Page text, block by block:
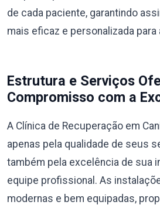
de cada paciente, garantindo
mais eficaz e personalizada para
Estrutura e Serviços
Compromisso com a
A Clínica de Recuperação em
apenas pela qualidade de seus
também pela excelência de sua
equipe profissional. As
modernas e bem equipadas,